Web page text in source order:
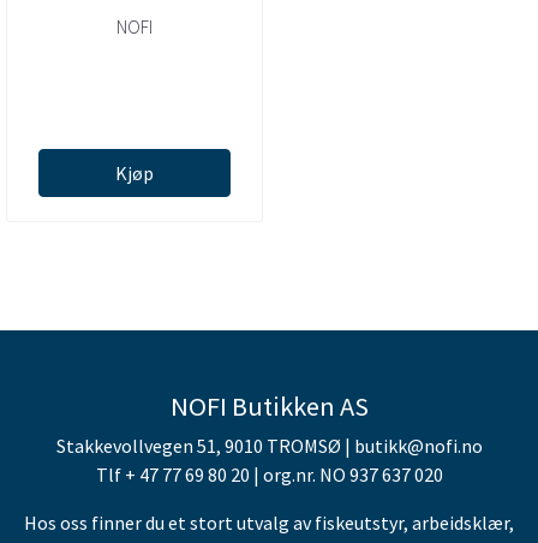
NOFI
Kjøp
NOFI Butikken AS
Stakkevollvegen 51, 9010 TROMSØ | butikk@nofi.no
Tlf + 47 77 69 80 20 | org.nr. NO 937 637 020
Hos oss finner du et stort utvalg av fiskeutstyr, arbeidsklær,